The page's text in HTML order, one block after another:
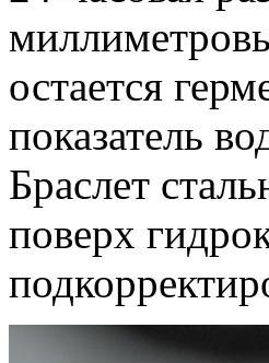
остается
показатель
Браслет
поверх